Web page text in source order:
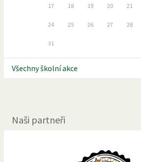
17 18 19 20 21
24 25 26 27 28
31
Všechny školní akce
Naši partneři